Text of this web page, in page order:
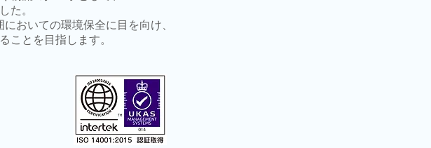
た。
おいての環境保全に目を向け、
ことを目指します。